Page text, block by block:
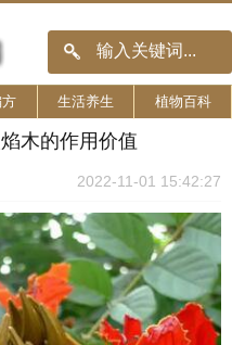
✕
生活养生 植物百科
木的作用价值
2022-11-01 15:42:27